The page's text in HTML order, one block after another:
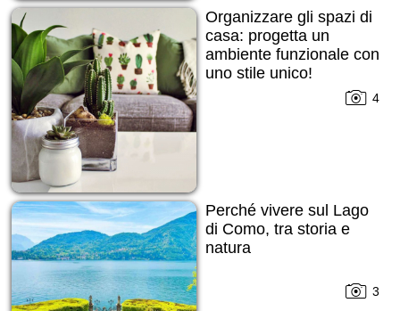
Organizzare gli spazi di
casa: progetta un
ambiente funzionale con
uno stile unico!
4
Perché vivere sul Lago
di Como, tra storia e
natura
3